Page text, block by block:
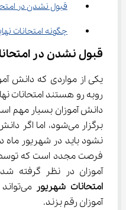
قبول نشدن در
چگونه امتحانات
قبول نشدن در
یکی از مواردی که دانش
روبه رو هستند امتحانات
دانش آموزان بسیار مهم
برگزار می‌شود، اما
نشود باید در شهریور ماه
فرصت مجدد است که
آموزان در نظر گرفته
امتحانات شهریور
آموزان رقم بزند.